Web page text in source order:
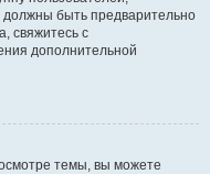
быть предварительно
свяжитесь с
дополнительной
темы, вы можете